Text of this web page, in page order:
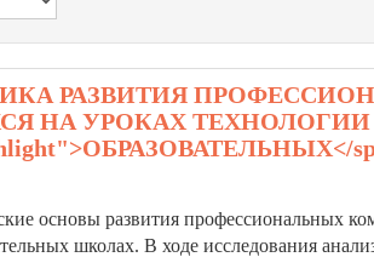
РАЗВИТИЯ
НА УРОКАХ ТЕХНОЛОГИИ
основы развития профессиональных
школах. В ходе исследования